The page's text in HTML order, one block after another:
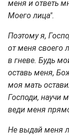
меня и ответь
Моего лица".
Поэтому я,
от меня своего
в гневе. Будь
оставь меня,
моя мать
Господи, научи
веди меня
Не выдай меня